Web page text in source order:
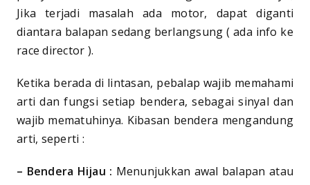
Jika terjadi masalah ada motor, dapat diganti
diantara balapan sedang berlangsung ( ada info ke
race director ).
Ketika berada di lintasan, pebalap wajib memahami
arti dan fungsi setiap bendera, sebagai sinyal dan
wajib mematuhinya. Kibasan bendera mengandung
arti, seperti :
– Bendera Hijau : Menunjukkan awal balapan atau